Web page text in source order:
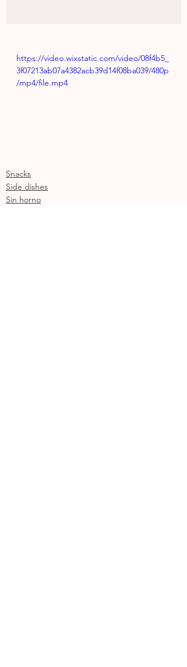
https://video.wixstatic.com/video/08f4b5_
3f07213ab07a4382acb39d14f08ba039/480p
/mp4/file.mp4
Snacks
Side dishes
Sin horno